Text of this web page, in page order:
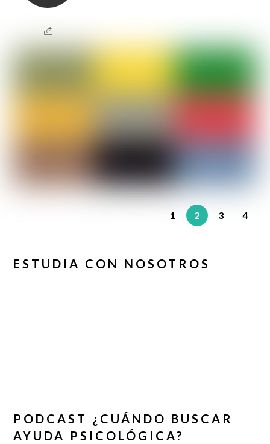
1 2 3 4
ESTUDIA CON NOSOTROS
PODCAST ¿CUÁNDO BUSCAR
AYUDA PSICOLÓGICA?